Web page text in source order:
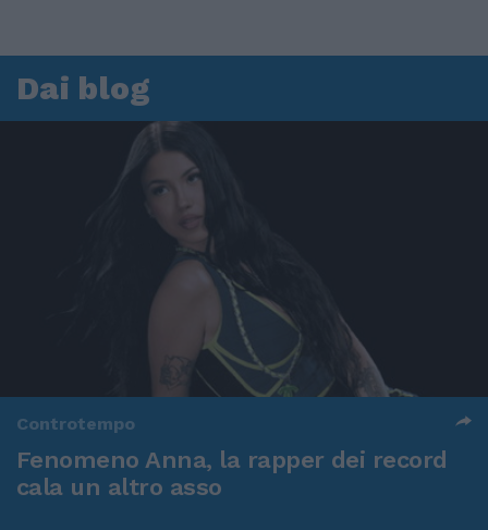
Dai blog
Controtempo
Fenomeno Anna, la rapper dei record
cala un altro asso